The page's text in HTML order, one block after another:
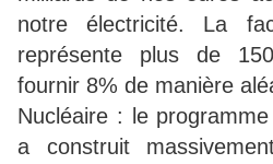
notre électricité. La
représente plus de
fournir 8% de manière
Nucléaire : le
a construit